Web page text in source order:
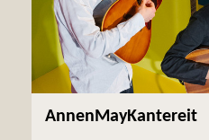
AnnenMayKantereit